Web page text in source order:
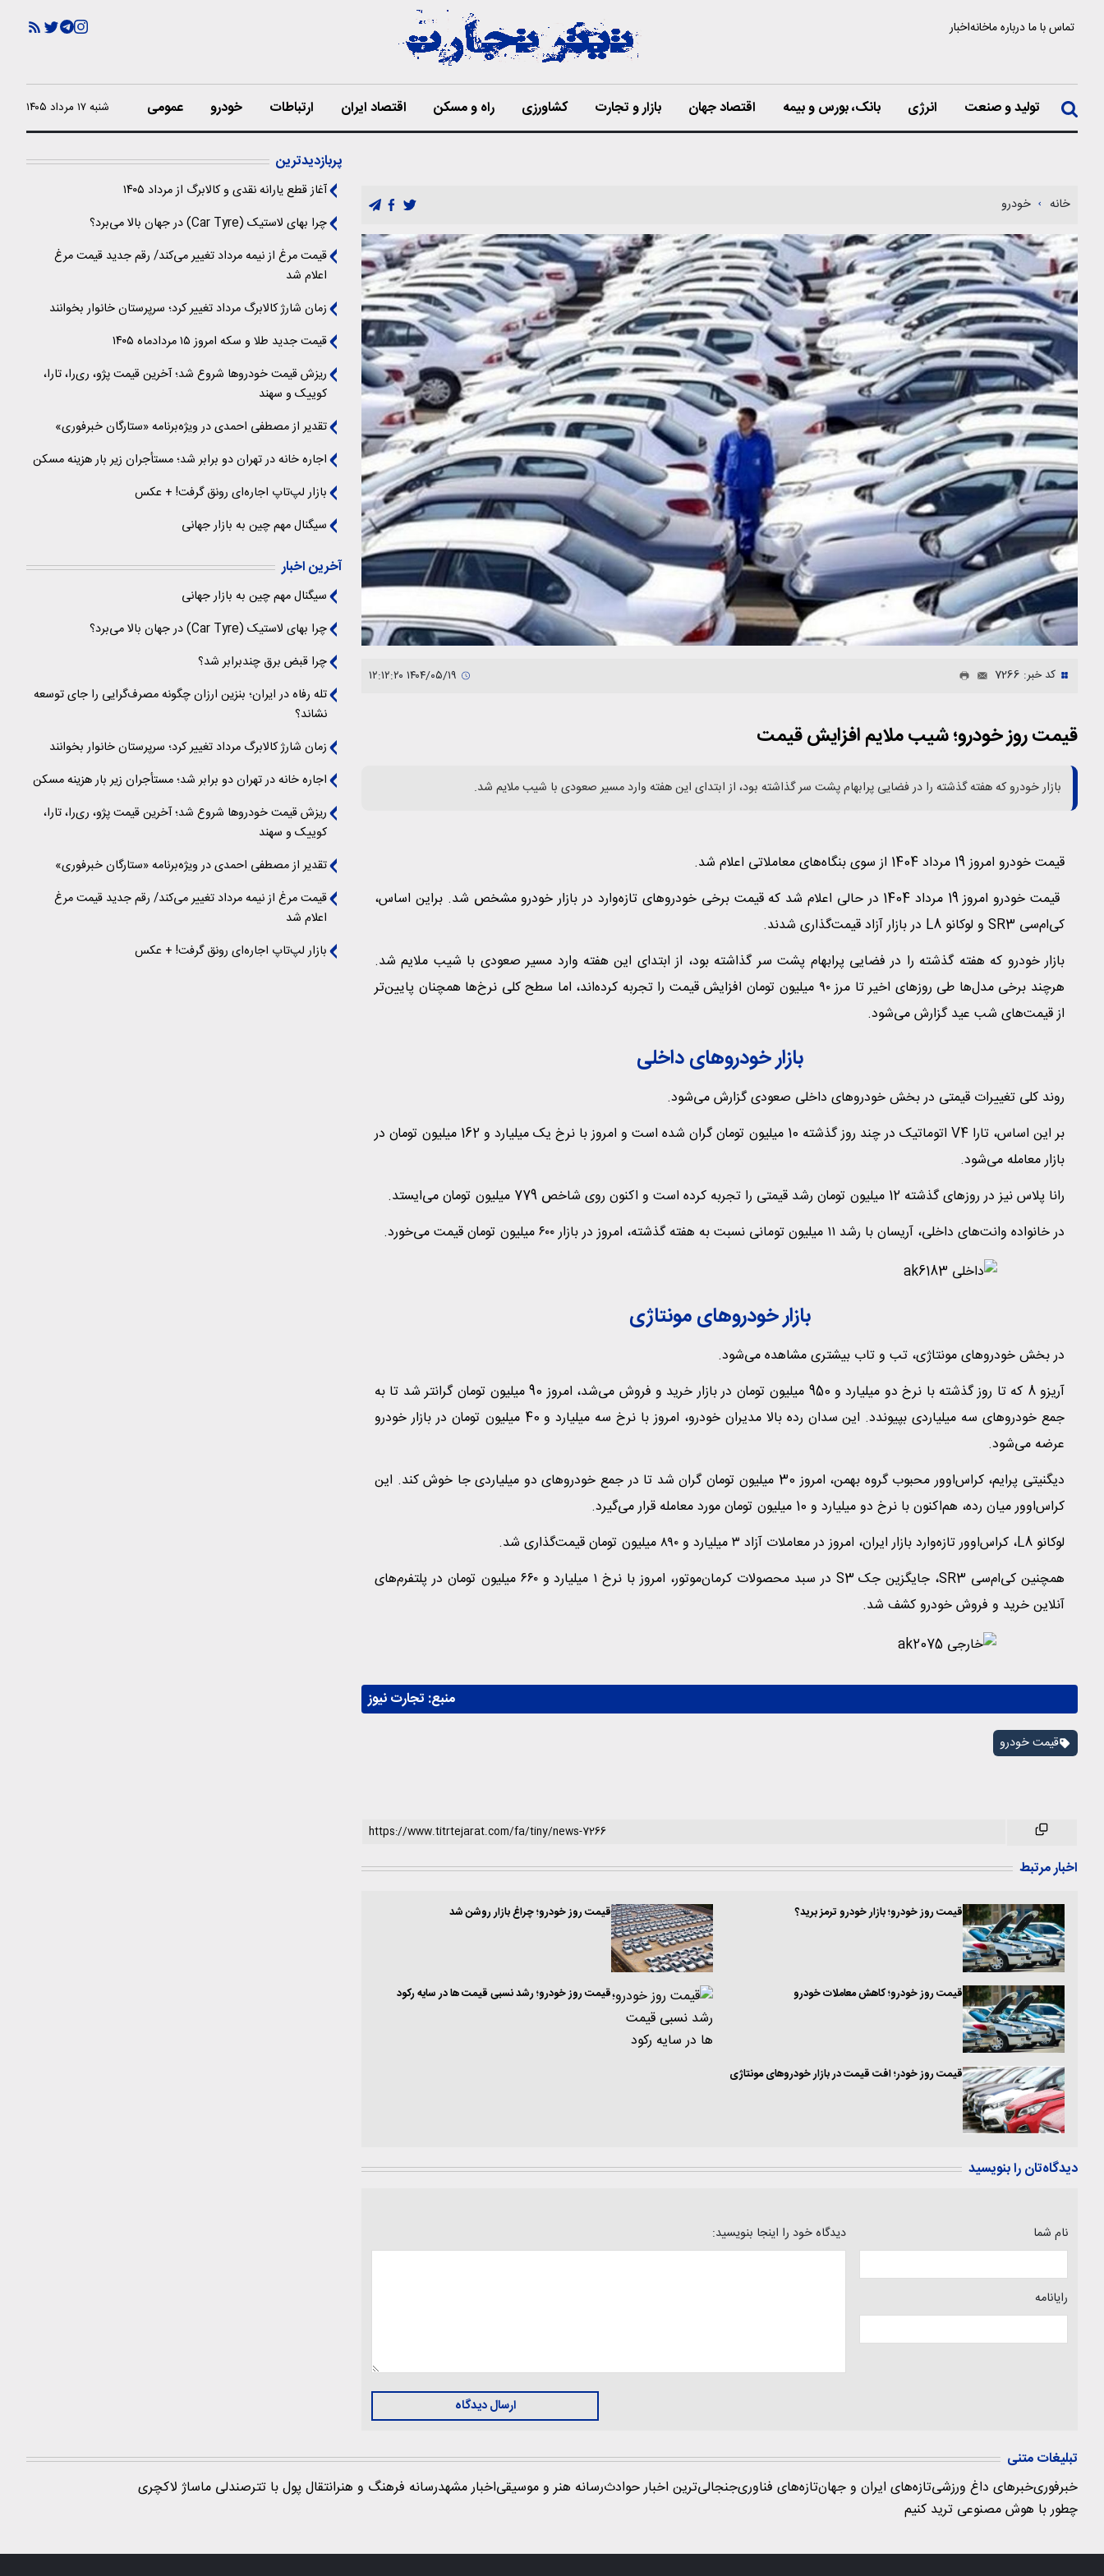
تماس با مادرباره ماخانهاخبار
تولید و صنعت انرژی بانک، بورس و بیمه اقتصاد جهان بازار و تجارت کشاورزی راه و مسکن اقتصاد ایران ارتباطات خودرو عمومی شنبه ۱۷ مرداد ۱۴۰۵
خانه خودرو
کد خبر: 7266
قیمت روز خودرو؛ شیب ملایم افزایش قیمت
بازار خودرو که هفته گذشته را در فضایی پرابهام پشت سر گذاشته بود، از ابتدای این هفته وارد مسیر صعودی با شیب ملایم شد.
قیمت خودرو امروز 19 مرداد 1404 از سوی بنگاه‌های معاملاتی اعلام شد.
قیمت خودرو امروز 19 مرداد 1404 در حالی اعلام شد که قیمت برخی خودروهای تازه‌وارد در بازار خودرو مشخص شد. براین اساس،
کی‌ام‌سی SR3 و لوکانو L8 در بازار آزاد قیمت‌گذاری شدند.
بازار خودرو که هفته گذشته را در فضایی پرابهام پشت سر گذاشته بود، از ابتدای این هفته وارد مسیر صعودی با شیب ملایم شد.
هرچند برخی مدل‌ها طی روزهای اخیر تا مرز ۹۰ میلیون تومان افزایش قیمت را تجربه کرده‌اند، اما سطح کلی نرخ‌ها همچنان پایین‌تر
از قیمت‌های شب عید گزارش می‌شود.
بازار خودروهای داخلی
روند کلی تغییرات قیمتی در بخش خودروهای داخلی صعودی گزارش می‌شود.
بر این اساس، تارا V4 اتوماتیک در چند روز گذشته 10 میلیون تومان گران شده است و امروز با نرخ یک میلیارد و 162 میلیون تومان در
بازار معامله می‌شود.
رانا پلاس نیز در روزهای گذشته 12 میلیون تومان رشد قیمتی را تجربه کرده است و اکنون روی شاخص 779 میلیون تومان می‌ایستد.
در خانواده وانت‌های داخلی، آریسان با رشد ۱۱ میلیون تومانی نسبت به هفته گذشته، امروز در بازار ۶۰۰ میلیون تومان قیمت می‌خورد.
بازار خودروهای مونتاژی
در بخش خودروهای مونتاژی، تب و تاب بیشتری مشاهده می‌شود.
آریزو 8 که تا روز گذشته با نرخ دو میلیارد و 950 میلیون تومان در بازار خرید و فروش می‌شد، امروز 90 میلیون تومان گرانتر شد تا به
جمع خودروهای سه میلیاردی بپیوندد. این سدان رده بالا مدیران خودرو، امروز با نرخ سه میلیارد و 40 میلیون تومان در بازار خودرو
عرضه می‌شود.
دیگنیتی پرایم، کراس‌اوور محبوب گروه بهمن، امروز 30 میلیون تومان گران شد تا در جمع خودروهای دو میلیاردی جا خوش کند. این
کراس‌اوور میان رده، هم‌اکنون با نرخ دو میلیارد و 10 میلیون تومان مورد معامله قرار می‌گیرد.
لوکانو L8، کراس‌اوور تازه‌وارد بازار ایران، امروز در معاملات آزاد ۳ میلیارد و ۸۹۰ میلیون تومان قیمت‌گذاری شد.
همچنین کی‌ام‌سی SR3، جایگزین جک S3 در سبد محصولات کرمان‌موتور، امروز با نرخ ۱ میلیارد و ۶۶۰ میلیون تومان در پلتفرم‌های
آنلاین خرید و فروش خودرو کشف شد.
منبع: تجارت نیوز
قیمت خودرو
اخبار مرتبط
قیمت روز خودرو؛ بازار خودرو ترمز برید؟ قیمت روز خودرو؛ چراغ بازار روشن شد
قیمت روز خودرو؛ کاهش معاملات خودرو قیمت روز خودرو؛ رشد نسبی قیمت ها در سایه رکود
قیمت روز خودر؛ افت قیمت در بازار خودروهای مونتاژی
دیدگاه‌تان را بنویسید
نام شما
رایانامه
دیدگاه خود را اینجا بنویسید:
ارسال دیدگاه
پربازدیدترین
آغاز قطع یارانه نقدی و کالابرگ از مرداد ۱۴۰۵
چرا بهای لاستیک (Car Tyre) در جهان بالا می‌برد؟
قیمت مرغ از نیمه مرداد تغییر می‌کند/ رقم جدید قیمت مرغ
اعلام شد
زمان شارژ کالابرگ مرداد تغییر کرد؛ سرپرستان خانوار بخوانند
قیمت جدید طلا و سکه امروز ۱۵ مردادماه ۱۴۰۵
ریزش قیمت خودروها شروع شد؛ آخرین قیمت پژو، ری‌را، تارا،
کوییک و سهند
تقدیر از مصطفی احمدی در ویژه‌برنامه «ستارگان خبرفوری»
اجاره خانه در تهران دو برابر شد؛ مستأجران زیر بار هزینه مسکن
بازار لپ‌تاپ اجاره‌ای رونق گرفت! + عکس
سیگنال‌ مهم چین به بازار جهانی
آخرین اخبار
سیگنال‌ مهم چین به بازار جهانی
چرا بهای لاستیک (Car Tyre) در جهان بالا می‌برد؟
چرا قبض برق چندبرابر شد؟
تله رفاه در ایران؛ بنزین ارزان چگونه مصرف‌گرایی را جای توسعه
نشاند؟
زمان شارژ کالابرگ مرداد تغییر کرد؛ سرپرستان خانوار بخوانند
اجاره خانه در تهران دو برابر شد؛ مستأجران زیر بار هزینه مسکن
ریزش قیمت خودروها شروع شد؛ آخرین قیمت پژو، ری‌را، تارا،
کوییک و سهند
تقدیر از مصطفی احمدی در ویژه‌برنامه «ستارگان خبرفوری»
قیمت مرغ از نیمه مرداد تغییر می‌کند/ رقم جدید قیمت مرغ
اعلام شد
بازار لپ‌تاپ اجاره‌ای رونق گرفت! + عکس
تبلیغات متنی
خبرفوریخبرهای داغ ورزشیتازه‌های ایران و جهانتازه‌های فناوریجنجالی‌ترین اخبار حوادثرسانه هنر و موسیقیاخبار مشهدرسانه فرهنگ و هنرانتقال پول با تترصندلی ماساژ لاکچری
چطور با هوش مصنوعی ترید کنیم